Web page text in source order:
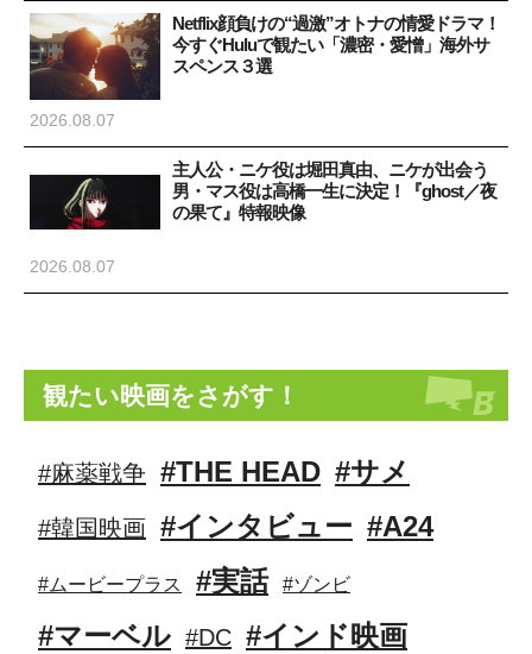
Netflix顔負けの“過激”オトナの情愛ドラマ！
今すぐHuluで観たい「濃密・愛憎」海外サ
スペンス３選
2026.08.07
主人公・ニケ役は堀田真由、ニケが出会う
男・マス役は高橋一生に決定！『ghost／夜
の果て』特報映像
2026.08.07
観たい映画をさがす！
#麻薬戦争 #THE HEAD #サメ
#韓国映画 #インタビュー #A24
#ムービープラス #実話 #ゾンビ
#マーベル #DC #インド映画